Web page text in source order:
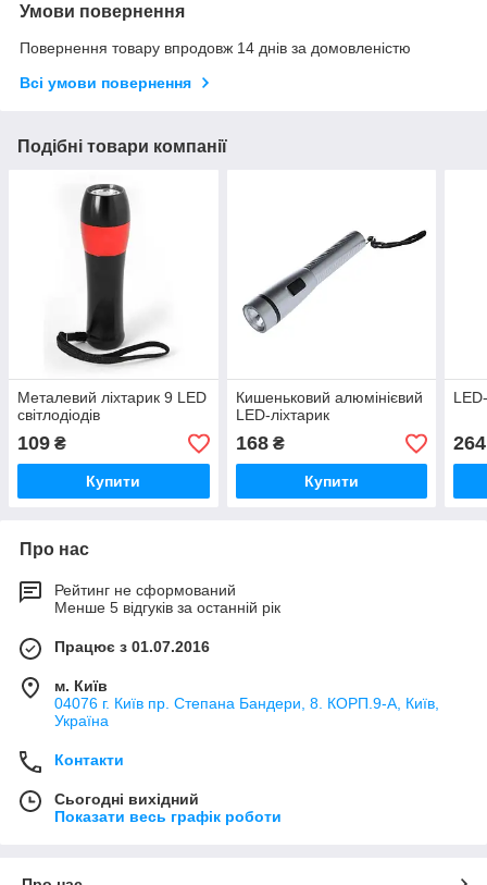
Умови повернення
Повернення товару впродовж 14 днів за домовленістю
Всі умови повернення
Подібні товари компанії
Металевий ліхтарик 9 LED
світлодіодів
109 ₴
Купити
Кишеньковий алюмінієвий
LED-ліхтарик
168₴
Купити
264
Про нас
Рейтинг не сформований
Менше 5 відгуків за останній рік
Працює з 01.07.2016
м. Київ
04076 г. Київ пр. Степана Бандери, 8. КОРП.9-А, Київ,
Україна
Контакти
Сьогодні вихідний
Показати весь графік роботи